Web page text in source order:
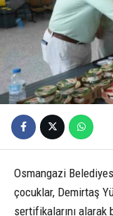
Osmangazi
çocuklar, Demirtaş
sertifikalarını alarak